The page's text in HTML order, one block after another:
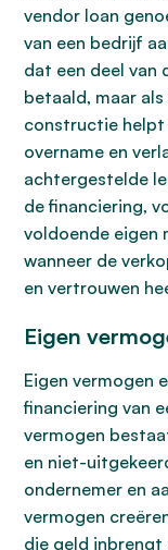
vendor loan
van een bedrijf
dat een deel van
betaald, maar
constructie helpt
overname en
achtergestelde
de financiering,
voldoende eigen
wanneer de
en vertrouwen
Eigen
Eigen vermogen
financiering van
vermogen
en niet-
ondernemer en
vermogen
die geld inbrengt